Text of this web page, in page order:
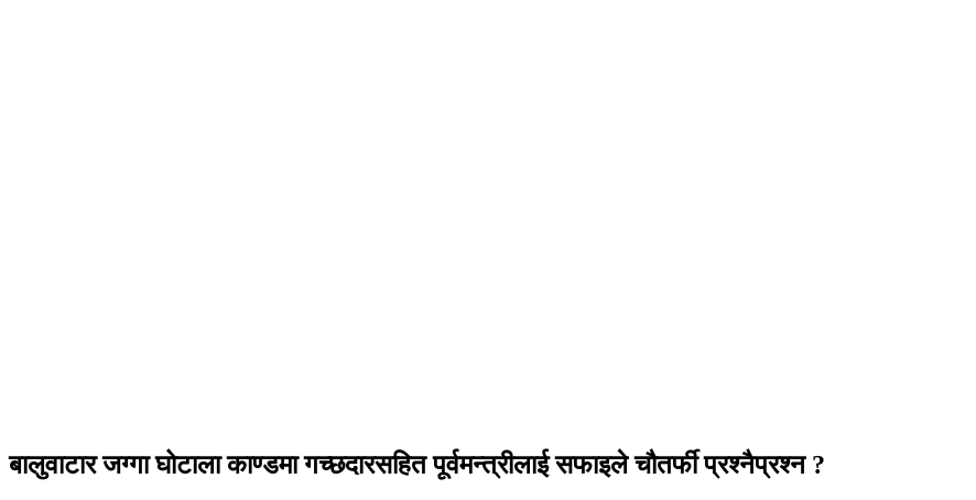
बालुवाटार जग्गा घोटाला काण्डमा गच्छदारसहित पूर्वमन्त्रीलाई सफाइले चौतर्फी प्रश्नैप्रश्न ?